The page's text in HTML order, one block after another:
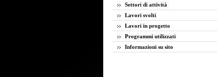
Settori di attività
Lavori svolti
Lavori in progetto
Programmi utilizzati
Informazioni su sito